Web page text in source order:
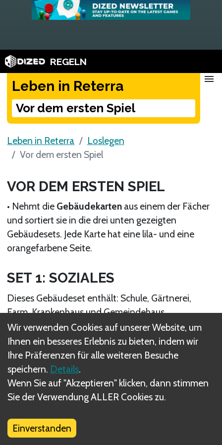
REGELN
Leben in Reterra
Vor dem ersten Spiel
menu
Leben in Reterra
Loslegen
Vor dem ersten Spiel
VOR DEM ERSTEN SPIEL
• Nehmt die Gebäudekarten aus einem der Fächer
und sortiert sie in die drei unten gezeigten
Gebäudesets. Jede Karte hat eine lila- und eine
orangefarbene Seite.
SET 1: SOZIALES
Dieses Gebäudeset enthält: Schule, Gärtnerei,
Farm, Krankenhaus und Gemeindehaus.
SET 2: WIRTSCHAFT
Dieses Gebäudeset enthält: Restaurant,
Wir verwenden Cookies auf unserer Website, um
Ihnen ein besseres Erlebnis zu bieten, indem wir
Ihre Präferenzen für alle weiteren Besuche
speichern. Details.
Wenn Sie auf "Akzeptieren" klicken, dann stimmen
Sie der Verwendung ALLER Cookies zu.
Einverstanden